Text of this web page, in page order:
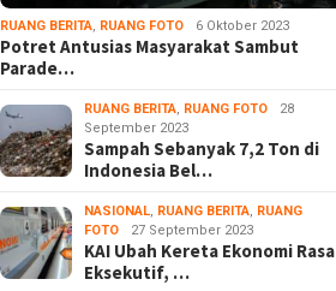
RUANG BERITA, RUANG FOTO 6 Oktober 2023
Potret Antusias Masyarakat Sambut
Parade…
RUANG BERITA, RUANG FOTO
28
September 2023
Sampah Sebanyak 7,2 Ton di
Indonesia Bel…
NASIONAL, RUANG BERITA, RUANG
FOTO
27 September 2023
KAI Ubah Kereta Ekonomi Rasa
Eksekutif, …